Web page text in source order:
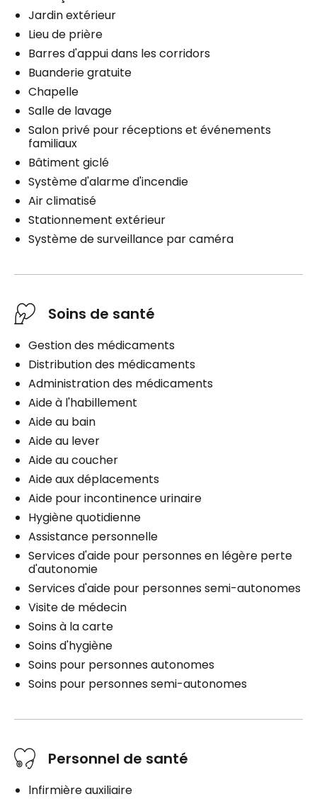
Jardin extérieur
Lieu de prière
Barres d'appui dans les corridors
Buanderie gratuite
Chapelle
Salle de lavage
Salon privé pour réceptions et événements
familiaux
Bâtiment giclé
Système d'alarme d'incendie
Air climatisé
Stationnement extérieur
Système de surveillance par caméra
Soins de santé
Gestion des médicaments
Distribution des médicaments
Administration des médicaments
Aide à l'habillement
Aide au bain
Aide au lever
Aide au coucher
Aide aux déplacements
Aide pour incontinence urinaire
Hygiène quotidienne
Assistance personnelle
Services d'aide pour personnes en légère perte
d'autonomie
Services d'aide pour personnes semi-autonomes
Visite de médecin
Soins à la carte
Soins d'hygiène
Soins pour personnes autonomes
Soins pour personnes semi-autonomes
Personnel de santé
lnfirmière auxiliaire